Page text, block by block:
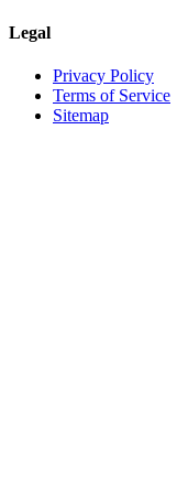
Legal
Privacy Policy
Terms of Service
Sitemap